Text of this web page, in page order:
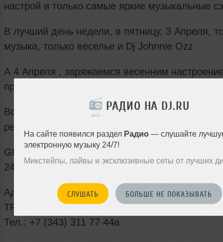
РАДИО НА DJ.RU
На сайте появился раздел Радио — слушайте
электронную музыку 24/7!
Микстейпы, лайвы и эксклюзивные сеты от лучших
СЛУШАТЬ БОЛЬШЕ НЕ ПОКАЗЫВАТЬ
настрой и только самые яркие музыкальные
В лучший день недели, в пятницу, 3 Апреля,
музыка, только веселье и Dj Johnnie Ozz
А 4 Апреля , заряжаемся весенним
продолжаем веселиться вместе с Dj Edd!
Всегда после полуночи сеты от нашего
резидента – DJ Andy Weise (Andrey Vogue)!
GRIZZLY BAR ждет гостей ежедневно с 12:00
24:00, а в пятницу и субботу до 02:00.
Адрес: ул. Малышева, 5,
ТРЦ «АЛАТЫРЬ», 4 этаж.
Тел.: +7 (343) 311 77 44a